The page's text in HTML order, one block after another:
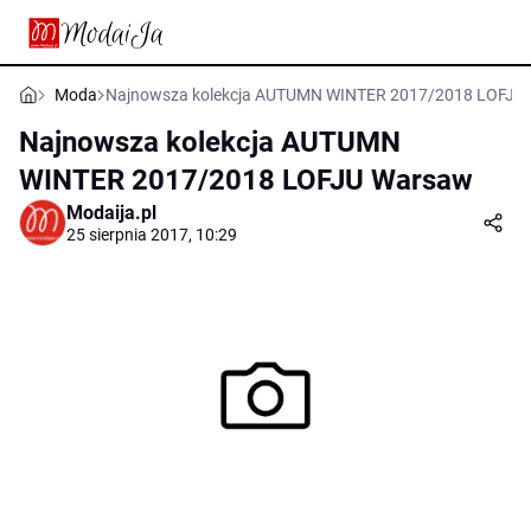
Moda Najnowsza kolekcja AUTUMN WINTER 2017/2018 LOFJU
Najnowsza kolekcja AUTUMN
WINTER 2017/2018 LOFJU Warsaw
Modaija.pl
25 sierpnia 2017, 10:29